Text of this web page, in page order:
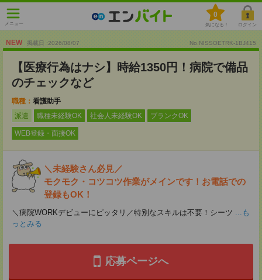
メニュー
0
気になる！ ログイン
NEW 掲載日 :2026/08/07 No.NISSOETRK-1BJ415
【医療行為はナシ】時給1350円！病院で備品
のチェックなど
職種： 看護助手
派遣
職種未経験OK 社会人未経験OK ブランクOK
WEB登録・面接OK
＼未経験さん必見／
モクモク・コツコツ作業がメインです！お電話での
登録もOK！
＼病院WORKデビューにピッタリ／特別なスキルは不要！シーツ ...も
っとみる
応募ページへ